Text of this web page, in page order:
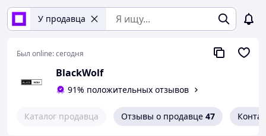
У продавца
Был online:сегодня
BlackWolf
91% положительных отзывов
Каталог продавца Отзывы о продавце 47